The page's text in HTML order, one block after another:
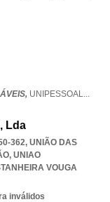
UNIPESSOAL...
Lda
362, UNIÃO DAS
, UNIAO
VOUGA
inválidos